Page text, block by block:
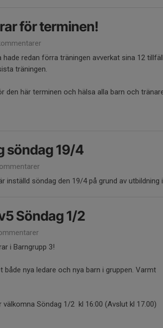
för terminen!
hade redan förra träningen avverkat sina 12
träningen.
den här terminen och hälsa alla barn och
söndag 19/4
inställd söndag den 19/4 på grund av utbildning
Söndag 1/2
i Barngrupp 3!
både nya ledare och nya barn i gruppen. Varmt
välkomna Söndag 1/2 kl 16:00 (Avslut kl 17.00)